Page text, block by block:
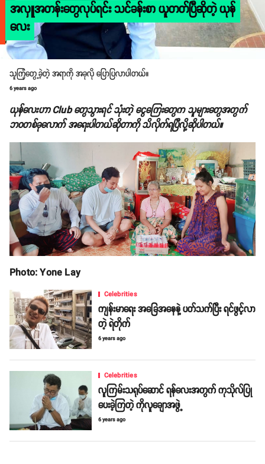
အလှူအတန်းတွေလုပ်ရင်း သင်ခန်းစာ ယူတတ်ပြီဆိုတဲ့ ယုန်
လေး
သူကြုံတွေ့ခဲ့တဲ့ အရာကို အခုလို ပြောပြလာပါတယ်။
6 years ago
ယုန်လေးဟာ Club တွေသွားရင် သုံးတဲ့ ငွေကြေးတွေက သူများတွေအတွက်
ဘဝတစ်ခုလောက် အရေးပါတယ်ဆိုတာကို သိလိုက်ရပြီလို့ဆိုပါတယ်။
Photo: Yone Lay
Celebrities
ကျန်းမာရေး အခြေအနေနဲ့ ပတ်သက်ပြီး ရင်ဖွင့်လာ
တဲ့ ရဲတိုက်
6 years ago
Celebrities
လူကြမ်းသရုပ်ဆောင် ရန်လေးအတွက် ကုသိုလ်ပြု
ပေးခဲ့ကြတဲ့ ကိုလူချောအဖွဲ့
6 years ago